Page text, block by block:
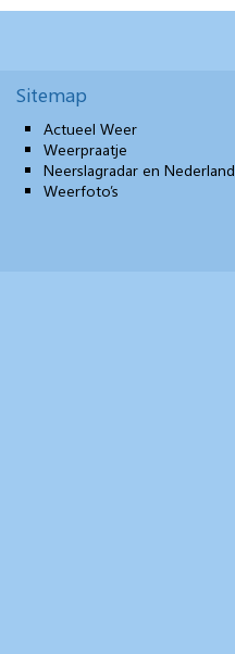
Sitemap
Actueel Weer
Weerpraatje
Neerslagradar en Nederland
Weerfoto’s